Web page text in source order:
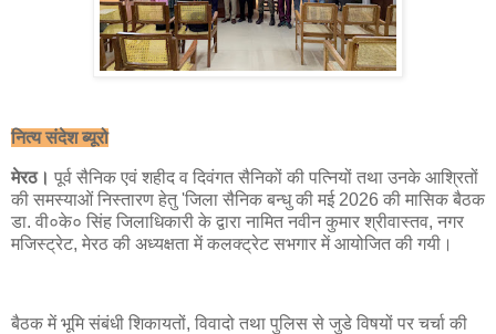
नित्य संदेश ब्यूरो
मेरठ। पूर्व सैनिक एवं शहीद व दिवंगत सैनिकों की पत्नियों तथा उनके आश्रितों
की समस्याओं निस्तारण हेतु 'जिला सैनिक बन्धु की मई 2026 की मासिक बैठक
डा. वी०के० सिंह जिलाधिकारी के द्वारा नामित नवीन कुमार श्रीवास्तव, नगर
मजिस्ट्रेट, मेरठ की अध्यक्षता में कलक्ट्रेट सभगार में आयोजित की गयी।
बैठक में भूमि संबंधी शिकायतों, विवादो तथा पुलिस से जुडे विषयों पर चर्चा की